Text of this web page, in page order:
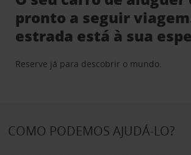
pronto a seguir
estrada está à sua
Reserve já para descobrir o mundo.
COMO PODEMOS AJUDÁ-LO?